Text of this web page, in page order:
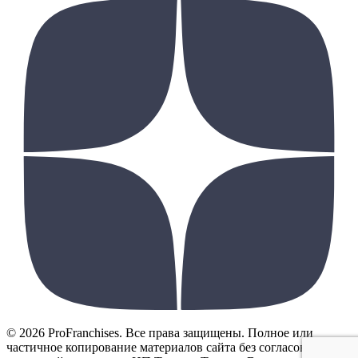
© 2026 ProFranchises. Все права защищены. Полное или
частичное копирование материалов сайта без согласования с